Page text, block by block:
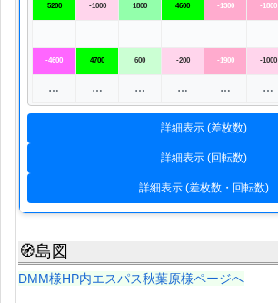
5200 -1000 1800 4600 -1300 -1800
-4600 4700 600 -200 -1900 -1000
… … … … … …
詳細表示 (差枚数)
詳細表示 (回転数)
詳細表示 (差枚数・回転数)
🧭島図
DMM様HP内エスパス秋葉原様ページへ